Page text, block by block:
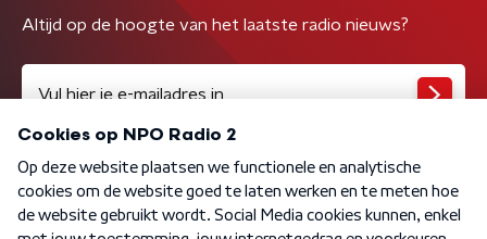
Altijd op de hoogte van het laatste radio nieuws?
Algemene voorwaarden